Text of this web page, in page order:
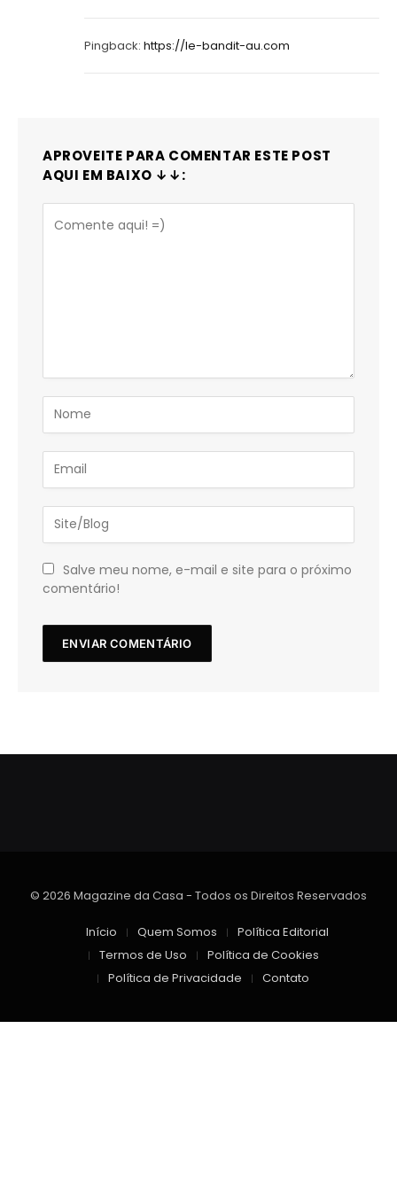
Pingback: https://le-bandit-au.com
APROVEITE PARA COMENTAR ESTE POST
AQUI EM BAIXO ↓↓:
Salve meu nome, e-mail e site para o próximo
comentário!
© 2026 Magazine da Casa - Todos os Direitos Reservados
Início Quem Somos
Política Editorial
Termos de Uso
Política de Cookies
Política de Privacidade
Contato